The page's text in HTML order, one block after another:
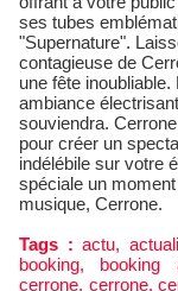
ses tubes
"Supernature".
contagieuse de
une fête
ambiance
souviendra.
pour créer un
indélébile sur votre
spéciale un
musique, Cerrone.
Tags : actu,
booking, booking
cerrone, cerrone,